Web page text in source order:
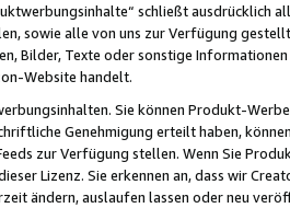
schließt ausdrücklich
sowie alle von uns zur Verfügung
Bilder, Texte oder sonstige
Website handelt.
Sie können Produkt-
Genehmigung erteilt haben,
zur Verfügung stellen. Wenn Sie
Lizenz. Sie erkennen an, dass wir
ändern, auslaufen lassen oder neu